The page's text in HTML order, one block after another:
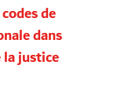
de
dans
justice